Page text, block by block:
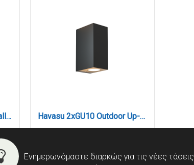
Eklutna 1xGU10 Outdoor Wall Lamp Anthracite D:11.3cmx11.3cm (80200544) Havasu 2xGU10 Outdoor Up-Down Wall Lamp Anthracite D:14.7cmx9cm (80200344)
Ενημερωνόμαστε διαρκώς για τις νέες τάσεις